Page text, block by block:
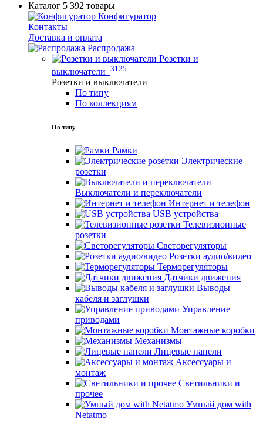
Каталог 5 392 товары
Конфигуратор
Контакты
Доставка и оплата
Распродажа
Розетки и
выключатели 3125
Розетки и выключатели
По типу
По коллекциям
По типу
Рамки
Электрические
розетки
Выключатели и переключатели
Интернет и телефон
USB устройства
Телевизионные
розетки
Светорегуляторы
Розетки аудио/видео
Терморегуляторы
Датчики движения
Выводы
кабеля и заглушки
Управление
приводами
Монтажные коробки
Механизмы
Лицевые панели
Аксессуары и
монтаж
Светильники и
прочее
Умный дом with
Netatmo